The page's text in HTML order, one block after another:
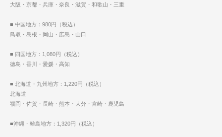
大阪・京都・兵庫・奈良・滋賀・和歌山・三重
■ 中国地方：980円（税込）
鳥取・島根・岡山・広島・山口
■ 四国地方：1,080円（税込）
徳島・香川・愛媛・高知
■ 北海道・九州地方：1,220円（税込）
北海道
福岡・佐賀・長崎・熊本・大分・宮崎・鹿児島
■沖縄・離島地方：1,320円（税込）